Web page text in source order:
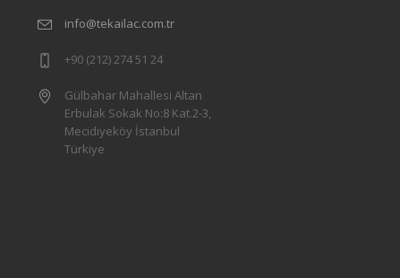
info@tekailac.com.tr
+90 (212) 274 51 24
Gülbahar Mahallesi Altan
Erbulak Sokak No:8 Kat.2-3,
Mecidiyeköy İstanbul
Türkiye